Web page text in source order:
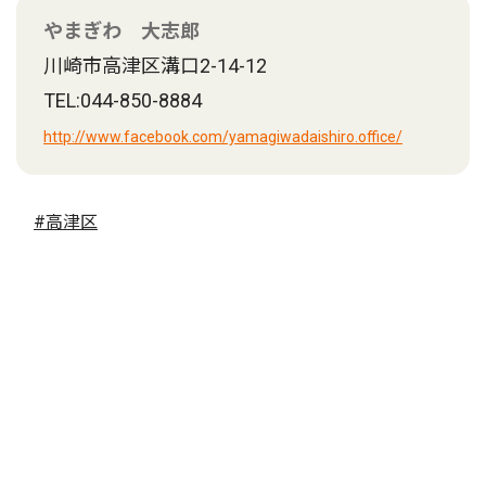
やまぎわ 大志郎
川崎市高津区溝口2-14-12
TEL:044-850-8884
http://www.facebook.com/yamagiwadaishiro.office/
#高津区